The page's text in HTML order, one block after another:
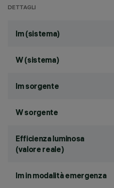
DETTAGLI
lm (sistema)
W (sistema)
lm sorgente
W sorgente
Efficienza luminosa
(valore reale)
lm in modalità emergenza